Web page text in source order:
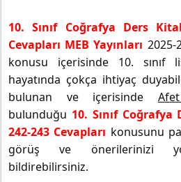
10. Sınıf Coğrafya Ders
Cevapları MEB Yayınları 2025-
konusu içerisinde 10. sınıf
hayatında çokça ihtiyaç
bulunan ve içerisinde
bulunduğu 10. Sınıf Coğrafya
242-243 Cevapları konusunu
görüş ve önerilerinizi
bildirebilirsiniz.